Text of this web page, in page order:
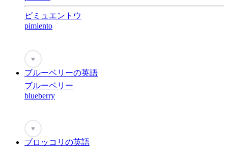
ピミュエントウ
pimiento
♥
ブルーベリーの英語
ブルーベリー
blueberry
♥
ブロッコリの英語